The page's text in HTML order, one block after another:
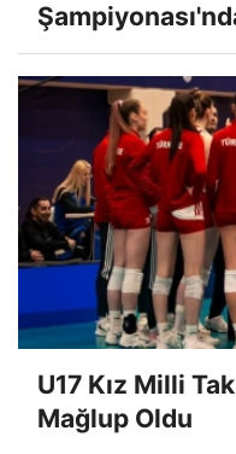
U17 Kız Milli
Mağlup Oldu